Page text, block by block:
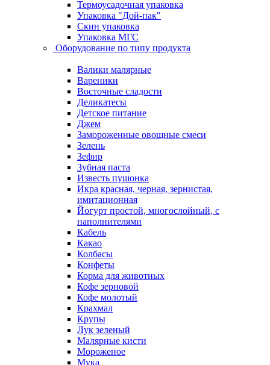
Термоусадочная упаковка
Упаковка "Дой-пак"
Скин упаковка
Упаковка МГС
Оборудование по типу продукта
Валики малярные
Вареники
Восточные сладости
Деликатесы
Детское питание
Джем
Замороженные овощные смеси
Зелень
Зефир
Зубная паста
Известь пушонка
Икра красная, черная, зернистая,
имитационная
Йогурт простой, многослойный, с
наполнителями
Кабель
Какао
Колбасы
Конфеты
Корма для животных
Кофе зерновой
Кофе молотый
Крахмал
Крупы
Лук зеленый
Малярные кисти
Мороженое
Мука